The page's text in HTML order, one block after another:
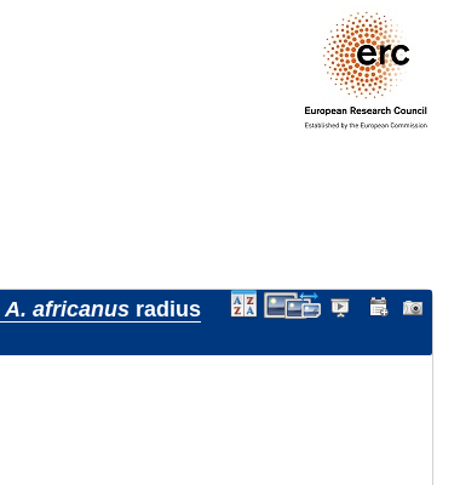
A. africanusradius